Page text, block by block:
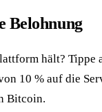
Belohnung
hält?
10 % auf die
Bitcoin.